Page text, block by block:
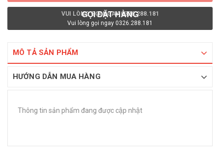
VUI LÒNG GỌI NGAY 0326.288.181
GỌI ĐẶT HÀNG
Vui lòng gọi ngay 0326.288.181
MÔ TẢ SẢN PHẨM
HƯỚNG DẪN MUA HÀNG
Thông tin sản phẩm đang được cập nhật